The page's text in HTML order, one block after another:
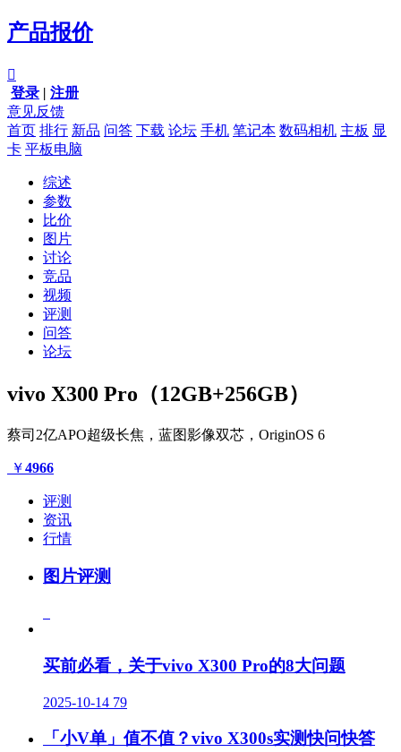
产品报价

登录 | 注册
意见反馈
首页 排行 新品 问答 下载 论坛 手机 笔记本 数码相机 主板 显
卡 平板电脑
综述
参数
比价
图片
讨论
竞品
视频
评测
问答
论坛
vivo X300 Pro（12GB+256GB）
蔡司2亿APO超级长焦，蓝图影像双芯，OriginOS 6
￥4966
评测
资讯
行情
图片评测
买前必看，关于vivo X300 Pro的8大问题
2025-10-14 79
「小V单」值不值？vivo X300s实测快问快答